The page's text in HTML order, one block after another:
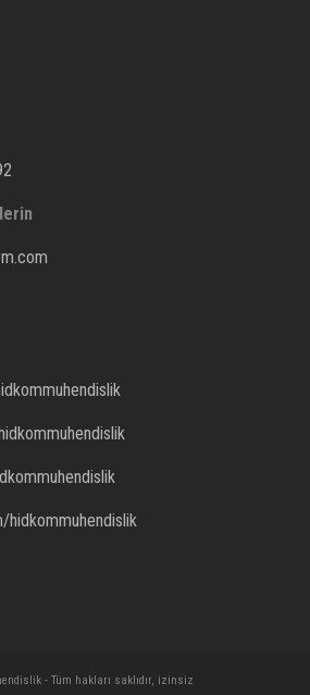
hidkommuhendislik
- Tüm hakları saklıdır, izinsiz